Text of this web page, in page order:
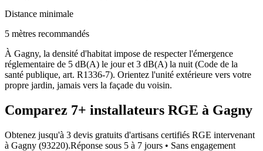
Distance minimale
5 mètres recommandés
À Gagny, la densité d'habitat impose de respecter l'émergence
réglementaire de 5 dB(A) le jour et 3 dB(A) la nuit (Code de la
santé publique, art. R1336-7). Orientez l'unité extérieure vers votre
propre jardin, jamais vers la façade du voisin.
Comparez 7+ installateurs RGE à Gagny
Obtenez jusqu'à 3 devis gratuits d'artisans certifiés RGE intervenant
à Gagny (93220).Réponse sous 5 à 7 jours • Sans engagement